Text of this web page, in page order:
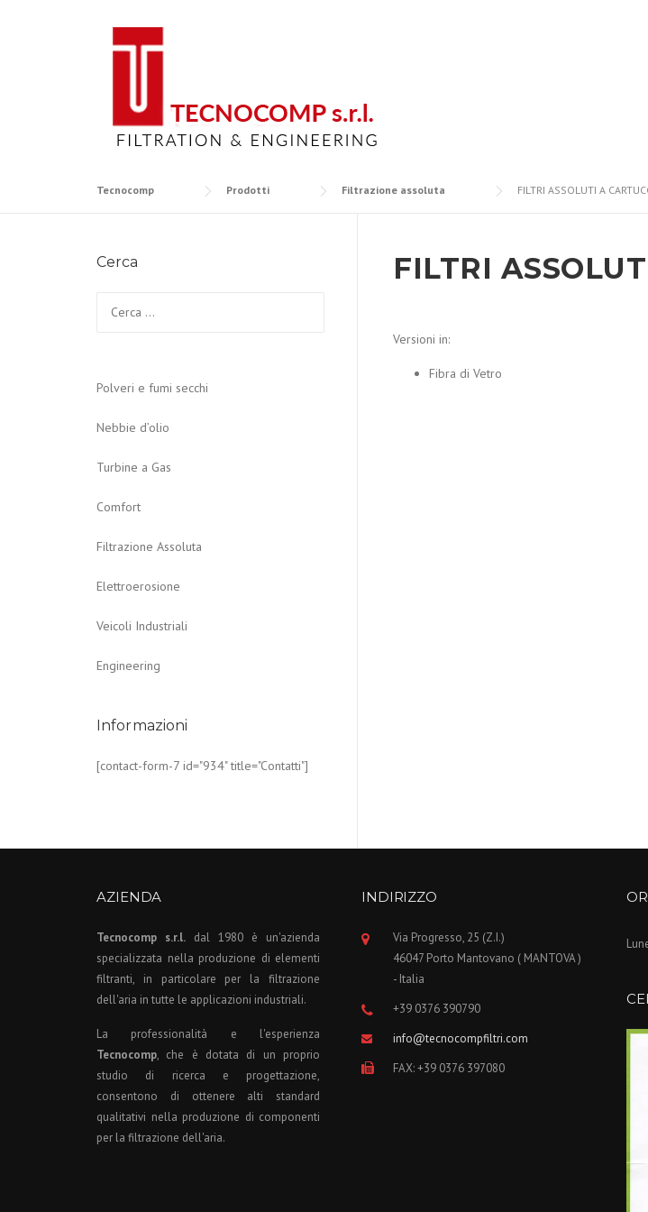
Tecnocomp Prodotti Filtrazione assoluta FILTRI ASSOLUTI A
FILTRI
Versioni in:
Fibra di Vetro
Cerca
per:
Polveri e fumi secchi
Nebbie d’olio
Turbine a Gas
Comfort
Filtrazione Assoluta
Elettroerosione
Veicoli Industriali
Engineering
Informazioni
[contact-form-7 id="934" title="Contatti"]
AZIENDA
Tecnocomp s.r.l. dal 1980 è un'azienda
specializzata nella produzione di elementi
filtranti, in particolare per la filtrazione
dell'aria in tutte le applicazioni industriali.
La professionalità e l'esperienza
Tecnocomp, che è dotata di un proprio
studio di ricerca e progettazione,
consentono di ottenere alti standard
qualitativi nella produzione di componenti
per la filtrazione dell'aria.
INDIRIZZO
Via Progresso, 25 (Z.I.)
46047 Porto Mantovano ( MANTOVA )
- Italia
+39 0376 390790
info@tecnocompfiltri.com
FAX: +39 0376 397080